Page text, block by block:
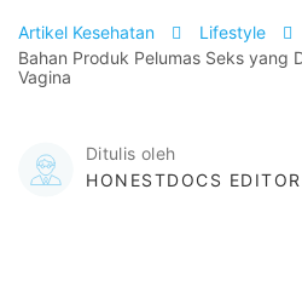
Artikel Kesehatan Lifestyle
Bahan Produk Pelumas Seks yang
Vagina
Ditulis oleh
HONESTDOCS